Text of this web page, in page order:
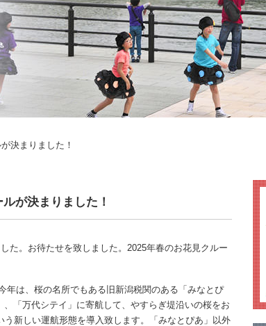
決まりました！
が決まりました！
た。お待たせを致しました。2025年春のお花見クルー
年は、桜の名所でもある旧新潟税関のある「みなとぴ
「万代シテイ」に寄航して、やすらぎ堤沿いの桜をお
新しい運航形態を導入致します。「みなとぴあ」以外